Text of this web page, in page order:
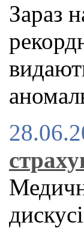
Зараз